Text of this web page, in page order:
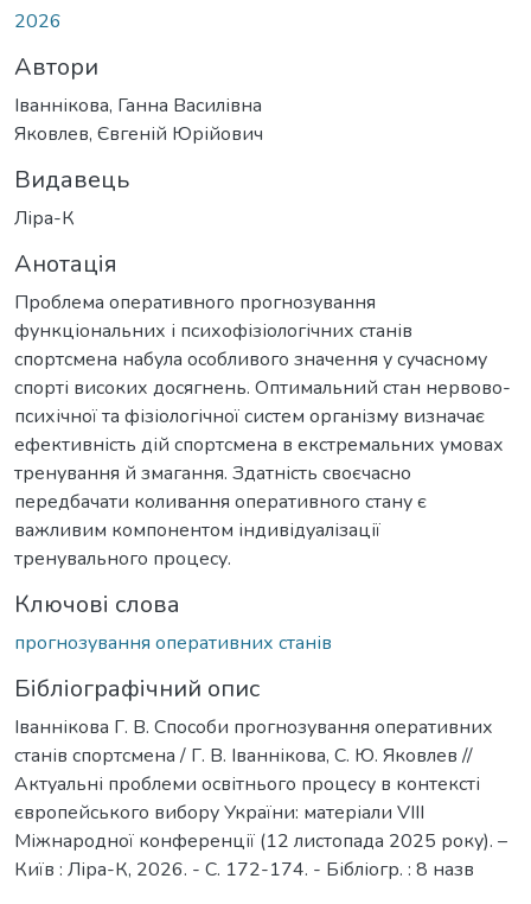
2026
Автори
Іваннікова, Ганна Василівна
Яковлев, Євгеній Юрійович
Видавець
Ліра-К
Анотація
Проблема оперативного прогнозування
функціональних і психофізіологічних станів
спортсмена набула особливого значення у сучасному
спорті високих досягнень. Оптимальний стан нервово-
психічної та фізіологічної систем організму визначає
ефективність дій спортсмена в екстремальних умовах
тренування й змагання. Здатність своєчасно
передбачати коливання оперативного стану є
важливим компонентом індивідуалізації
тренувального процесу.
Ключові слова
прогнозування оперативних станів
Бібліографічний опис
Іваннікова Г. В. Способи прогнозування оперативних
станів спортсмена / Г. В. Іваннікова, С. Ю. Яковлев //
Актуальні проблеми освітнього процесу в контексті
європейського вибору України: матеріали VIІІ
Міжнародної конференції (12 листопада 2025 року). –
Київ : Ліра-К, 2026. - С. 172-174. - Бібліогр. : 8 назв